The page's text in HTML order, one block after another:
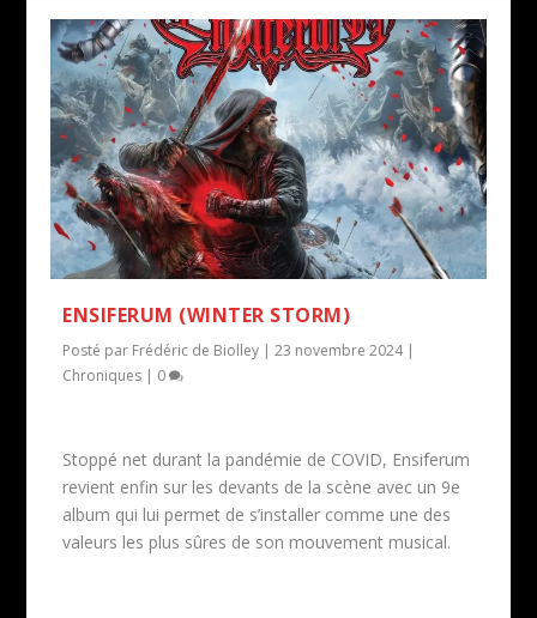
ENSIFERUM (WINTER STORM)
Posté par Frédéric de Biolley |23 novembre 2024|
Chroniques
0
Stoppé net durant la pandémie de COVID, Ensiferum
revient enfin sur les devants de la scène avec un 9e
album qui lui permet de s’installer comme une des
valeurs les plus sûres de son mouvement musical.